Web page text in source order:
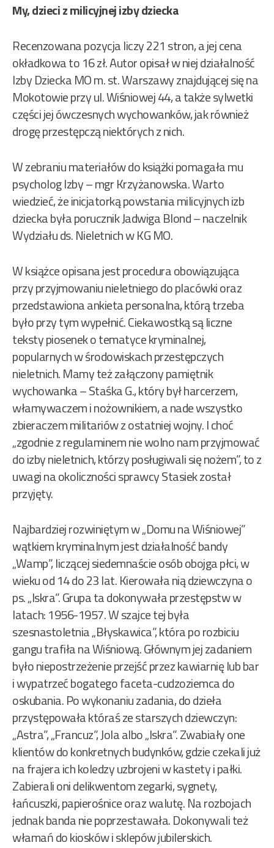
My, dzieci z milicyjnej izby dziecka
Recenzowana pozycja liczy 221 stron, a jej cena
okładkowa to 16 zł. Autor opisał w niej działalność
Izby Dziecka MO m. st. Warszawy znajdującej się na
Mokotowie przy ul. Wiśniowej 44, a także sylwetki
części jej ówczesnych wychowanków, jak również
drogę przestępczą niektórych z nich.
W zebraniu materiałów do książki pomagała mu
psycholog Izby – mgr Krzyżanowska. Warto
wiedzieć, że inicjatorką powstania milicyjnych izb
dziecka była porucznik Jadwiga Blond – naczelnik
Wydziału ds. Nieletnich w KG MO.
W książce opisana jest procedura obowiązująca
przy przyjmowaniu nieletniego do placówki oraz
przedstawiona ankieta personalna, którą trzeba
było przy tym wypełnić. Ciekawostką są liczne
teksty piosenek o tematyce kryminalnej,
popularnych w środowiskach przestępczych
nieletnich. Mamy też załączony pamiętnik
wychowanka – Staśka G., który był harcerzem,
włamywaczem i nożownikiem, a nade wszystko
zbieraczem militariów z ostatniej wojny. I choć
„zgodnie z regulaminem nie wolno nam przyjmować
do izby nieletnich, którzy posługiwali się nożem”, to z
uwagi na okoliczności sprawcy Stasiek został
przyjęty.
Najbardziej rozwiniętym w „Domu na Wiśniowej”
wątkiem kryminalnym jest działalność bandy
„Wamp”, liczącej siedemnaście osób obojga płci, w
wieku od 14 do 23 lat. Kierowała nią dziewczyna o
ps. „Iskra”. Grupa ta dokonywała przestępstw w
latach: 1956-1957. W szajce tej była
szesnastoletnia „Błyskawica”, która po rozbiciu
gangu trafiła na Wiśniową. Głównym jej zadaniem
było niepostrzeżenie przejść przez kawiarnię lub bar
i wypatrzeć bogatego faceta-cudzoziemca do
oskubania. Po wykonaniu zadania, do dzieła
przystępowała któraś ze starszych dziewczyn:
„Astra”, „Francuz”, Jola albo „Iskra”. Zwabiały one
klientów do konkretnych budynków, gdzie czekali już
na frajera ich koledzy uzbrojeni w kastety i pałki.
Zabierali oni delikwentom zegarki, sygnety,
łańcuszki, papierośnice oraz walutę. Na rozbojach
jednak banda nie poprzestawała. Dokonywali też
włamań do kiosków i sklepów jubilerskich.